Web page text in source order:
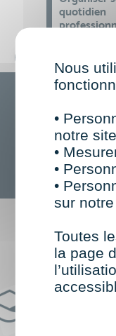
quotidien
Nous
•
notre site
•
•
•
sur
Toutes
la page